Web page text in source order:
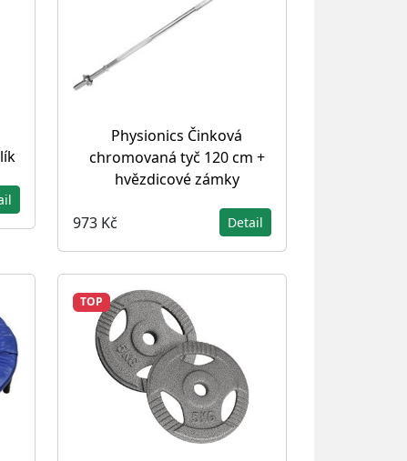
Physionics Činková
chromovaná tyč 120 cm +
hvězdicové zámky
973 Kč Detail
TOP